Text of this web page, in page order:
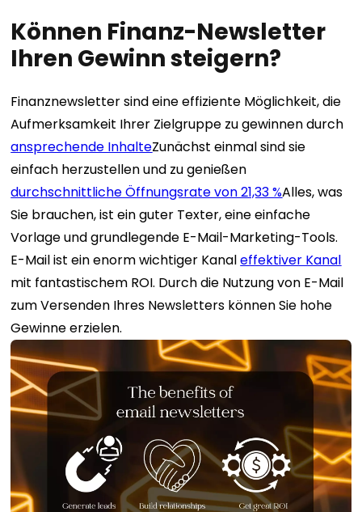
Können Finanz-Newsletter
Ihren Gewinn steigern?
Finanznewsletter sind eine effiziente Möglichkeit, die
Aufmerksamkeit Ihrer Zielgruppe zu gewinnen durch
ansprechende InhalteZunächst einmal sind sie
einfach herzustellen und zu genießen
durchschnittliche Öffnungsrate von 21,33 %Alles, was
Sie brauchen, ist ein guter Texter, eine einfache
Vorlage und grundlegende E-Mail-Marketing-Tools.
E-Mail ist ein enorm wichtiger Kanaleffektiver Kanal
mit fantastischem ROI. Durch die Nutzung von E-Mail
zum Versenden Ihres Newsletters können Sie hohe
Gewinne erzielen.